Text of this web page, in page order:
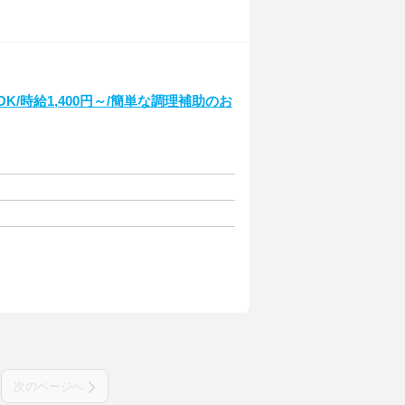
時給1,400円～/簡単な調理補助のお
次のページへ